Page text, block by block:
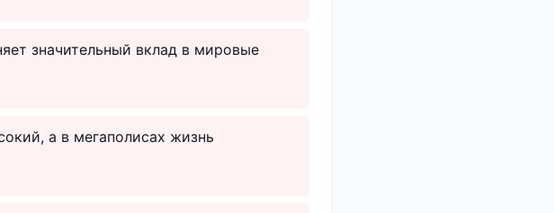
значительный вклад в мировые
а в мегаполисах жизнь